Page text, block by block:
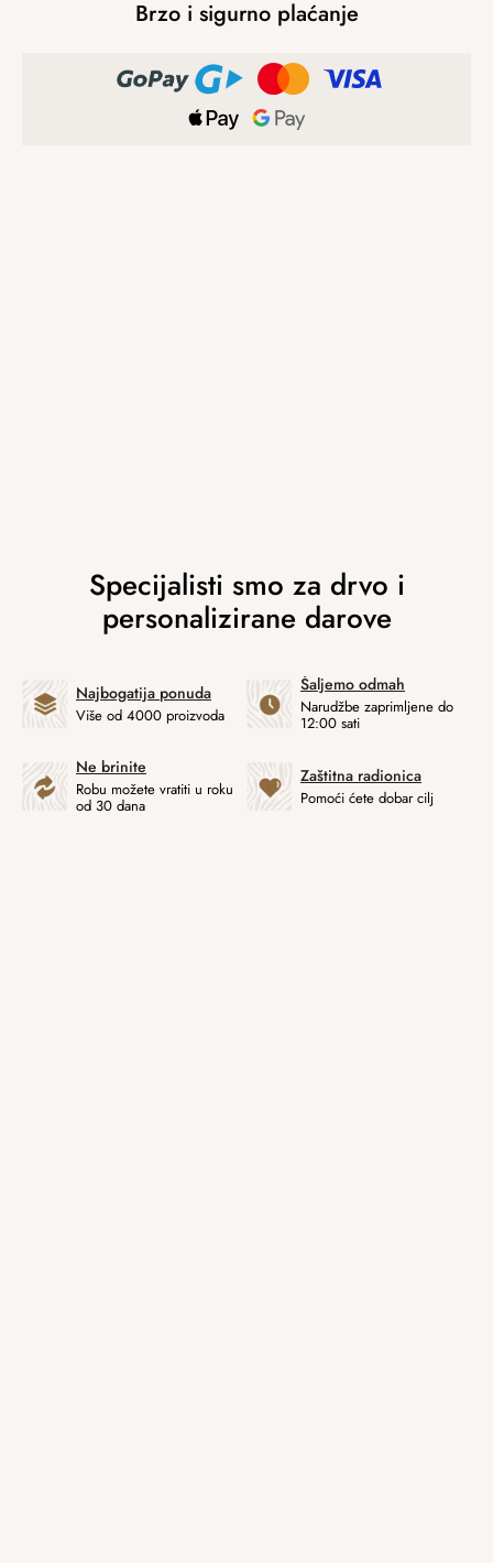
Brzo i sigurno plaćanje
Najbogatija ponuda
Više od 4000 proizvoda
Šaljemo odmah
Narudžbe zaprimljene do
12:00 sati
Ne brinite
Robu možete vratiti u roku
od 30 dana
Zaštitna radionica
Pomoći ćete dobar cilj